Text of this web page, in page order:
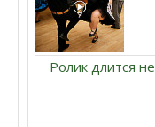
Ролик длится